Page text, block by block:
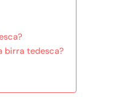
birra tedesca?